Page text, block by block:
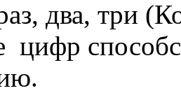
два, три
цифр